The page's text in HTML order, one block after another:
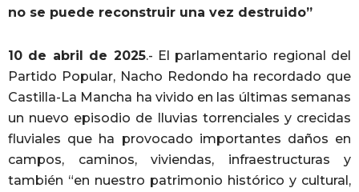
no se puede reconstruir una vez destruido”
10 de abril de 2025.- El parlamentario regional del
Partido Popular, Nacho Redondo ha recordado que
Castilla-La Mancha ha vivido en las últimas semanas
un nuevo episodio de lluvias torrenciales y crecidas
fluviales que ha provocado importantes daños en
campos, caminos, viviendas, infraestructuras y
también “en nuestro patrimonio histórico y cultural,